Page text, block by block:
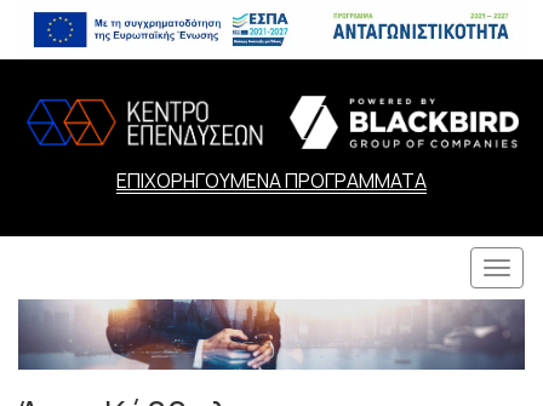
ΕΠΙΧΟΡΗΓΟΥΜΕΝΑ ΠΡΟΓΡΑΜΜΑΤΑ